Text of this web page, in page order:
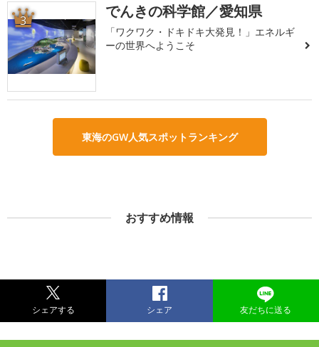
3 でんきの科学館／愛知県
「ワクワク・ドキドキ大発見！」エネルギ
ーの世界へようこそ
東海のGW人気スポットランキング
おすすめ情報
シェアする シェア 友だちに送る